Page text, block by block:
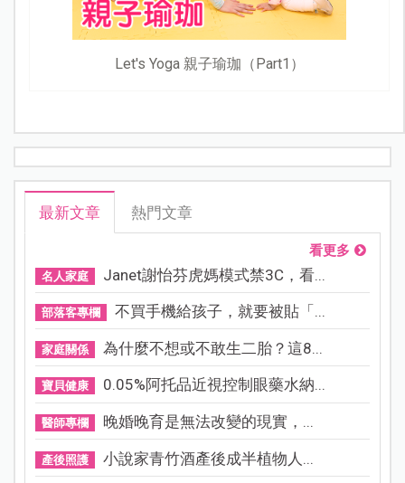
Let's Yoga 親子瑜珈（Part1）
最新文章 熱門文章
看更多
名人家庭 Janet謝怡芬虎媽模式禁3C，看...
部落客專欄 不買手機給孩子，就要被貼「...
家庭關係 為什麼不想或不敢生二胎？這8...
寶貝健康 0.05%阿托品近視控制眼藥水納...
醫師專欄 晚婚晚育是無法改變的現實，...
產後照護 小說家青竹酒產後成半植物人...